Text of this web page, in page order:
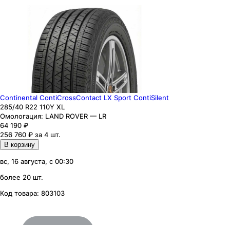
Continental ContiCrossContact LX Sport ContiSilent
285/40 R22 110Y XL
Омологация: LAND ROVER — LR
64 190 ₽
256 760 ₽ за 4 шт.
В корзину
вс, 16 августа, с 00:30
более 20 шт.
Код товара: 803103